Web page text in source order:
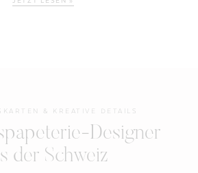
& KREATIVE DETAILS
Designer
der Schweiz